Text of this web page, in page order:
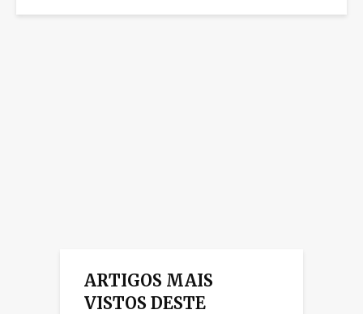
ARTIGOS MAIS
VISTOS DESTE